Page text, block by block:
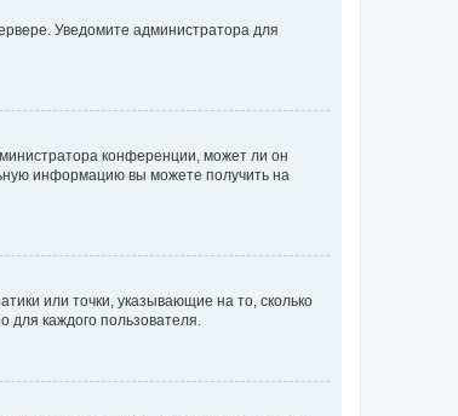
Уведомите администратора для
конференции, может ли он
информацию вы можете получить на
или точки, указывающие на то, сколько
каждого пользователя.